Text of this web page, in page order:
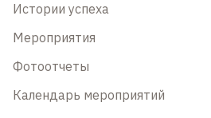
Истории успеха
Мероприятия
Фотоотчеты
Календарь мероприятий